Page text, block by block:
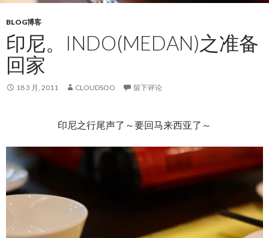
BLOG博客
印尼。INDO(MEDAN)之准备
回家
18 3 月, 2011 CLOUDSOO 留下评论
印尼之行尾声了～要回马来西亚了～